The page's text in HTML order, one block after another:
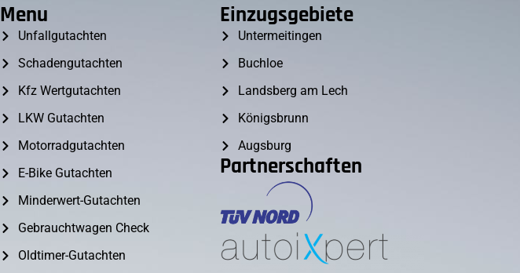
Menu
Unfallgutachten
Schadengutachten
Kfz Wertgutachten
LKW Gutachten
Motorradgutachten
E-Bike Gutachten
Minderwert-Gutachten
Gebrauchtwagen Check
Oldtimer-Gutachten
Einzugsgebiete
Untermeitingen
Buchloe
Landsberg am Lech
Königsbrunn
Augsburg
Partnerschaften